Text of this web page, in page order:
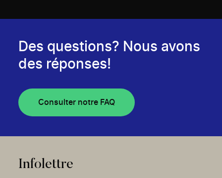
Des questions? Nous avons
des réponses!
Consulter notre FAQ
Infolettre